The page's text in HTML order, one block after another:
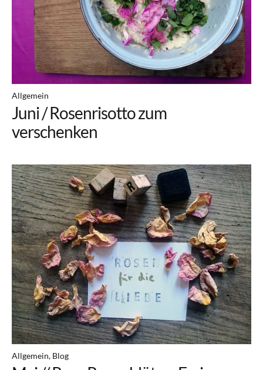
Allgemein
Juni / Rosenrisotto zum
verschenken
Allgemein Blog